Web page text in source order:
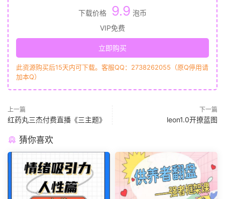
下载价格 9.9 泡币
VIP免费
立即购买
此资源购买后15天内可下载。客服QQ：2738262055（原Q停用请
加本Q）
上一篇
红药丸三杰付费直播《三主题》
下一篇
leon1.0开撩蓝图
猜你喜欢